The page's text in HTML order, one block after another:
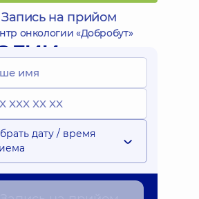
Запись на прийом
онкологии «Добробут»
дату / время